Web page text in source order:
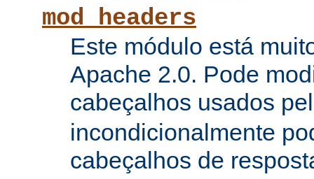
mod_headers
Este módulo está
Apache 2.0. Pode
cabeçalhos usados
incondicionalmente
cabeçalhos de